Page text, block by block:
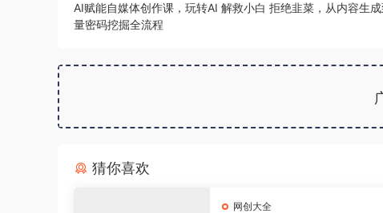
AI赋能自媒体创作课，玩转AI 解救小白 拒绝韭菜，从内容生
量密码挖掘全流程
猜你喜欢
网创大全